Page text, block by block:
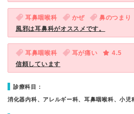
耳鼻咽喉科 かぜ 鼻のつまり
風邪は耳鼻科がオススメです。
耳鼻咽喉科 耳が痛い
4.5
信頼しています
診療科目：
消化器内科、アレルギー科、耳鼻咽喉科、小児